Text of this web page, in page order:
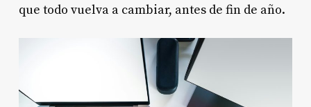
que todo vuelva a cambiar, antes de fin de año.